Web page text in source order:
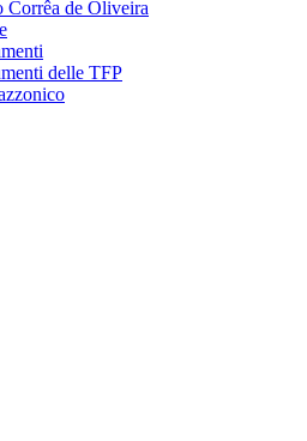
de Oliveira
delle TFP